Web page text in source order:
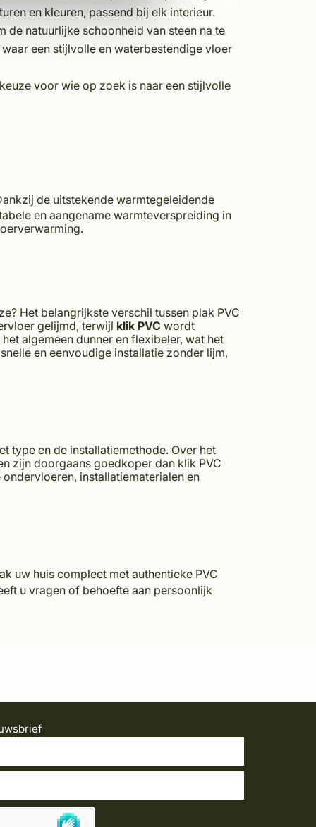
en kleuren, passend bij elk interieur.
de natuurlijke schoonheid van steen na te
een stijlvolle en waterbestendige vloer
voor wie op zoek is naar een stijlvolle
de uitstekende warmtegeleidende
en aangename warmteverspreiding in
Het belangrijkste verschil tussen plak PVC
gelijmd, terwijl klik PVC wordt
algemeen dunner en flexibeler, wat het
en eenvoudige installatie zonder lijm,
type en de installatiemethode. Over het
zijn doorgaans goedkoper dan klik PVC
installatiematerialen en
uw huis compleet met authentieke PVC
u vragen of behoefte aan persoonlijk